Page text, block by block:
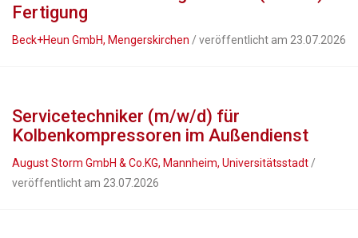
Fertigung
Beck+Heun GmbH, Mengerskirchen / veröffentlicht am 23.07.2026
Servicetechniker (m/w/d) für
Kolbenkompressoren im Außendienst
August Storm GmbH & Co.KG, Mannheim, Universitätsstadt /
veröffentlicht am 23.07.2026